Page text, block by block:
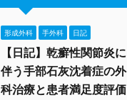
形成外科 手外科 日記
【日記】乾癬性関節炎に
伴う手部石灰沈着症の外
科治療と患者満足度評価